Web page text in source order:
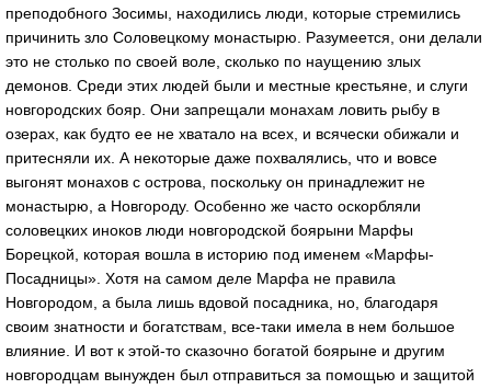
преподобного Зосимы, находились люди, которые стремились
причинить зло Соловецкому монастырю. Разумеется, они делали
это не столько по своей воле, сколько по наущению злых
демонов. Среди этих людей были и местные крестьяне, и слуги
новгородских бояр. Они запрещали монахам ловить рыбу в
озерах, как будто ее не хватало на всех, и всячески обижали и
притесняли их. А некоторые даже похвалялись, что и вовсе
выгонят монахов с острова, поскольку он принадлежит не
монастырю, а Новгороду. Особенно же часто оскорбляли
соловецких иноков люди новгородской боярыни Марфы
Борецкой, которая вошла в историю под именем «Марфы-
Посадницы». Хотя на самом деле Марфа не правила
Новгородом, а была лишь вдовой посадника, но, благодаря
своим знатности и богатствам, все-таки имела в нем большое
влияние. И вот к этой-то сказочно богатой боярыне и другим
новгородцам вынужден был отправиться за помощью и защитой